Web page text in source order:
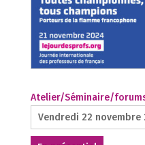
Atelier/Séminaire/
Vendredi 22